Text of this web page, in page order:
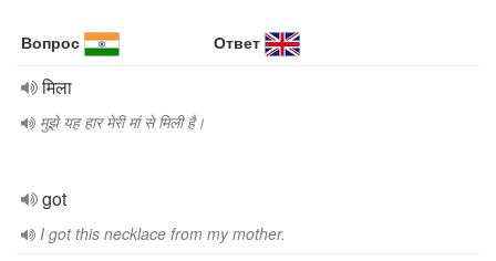
Вопрос Ответ
मिला
मुझे यह हार मेरी मां से मिली है।
got
I got this necklace from my mother.